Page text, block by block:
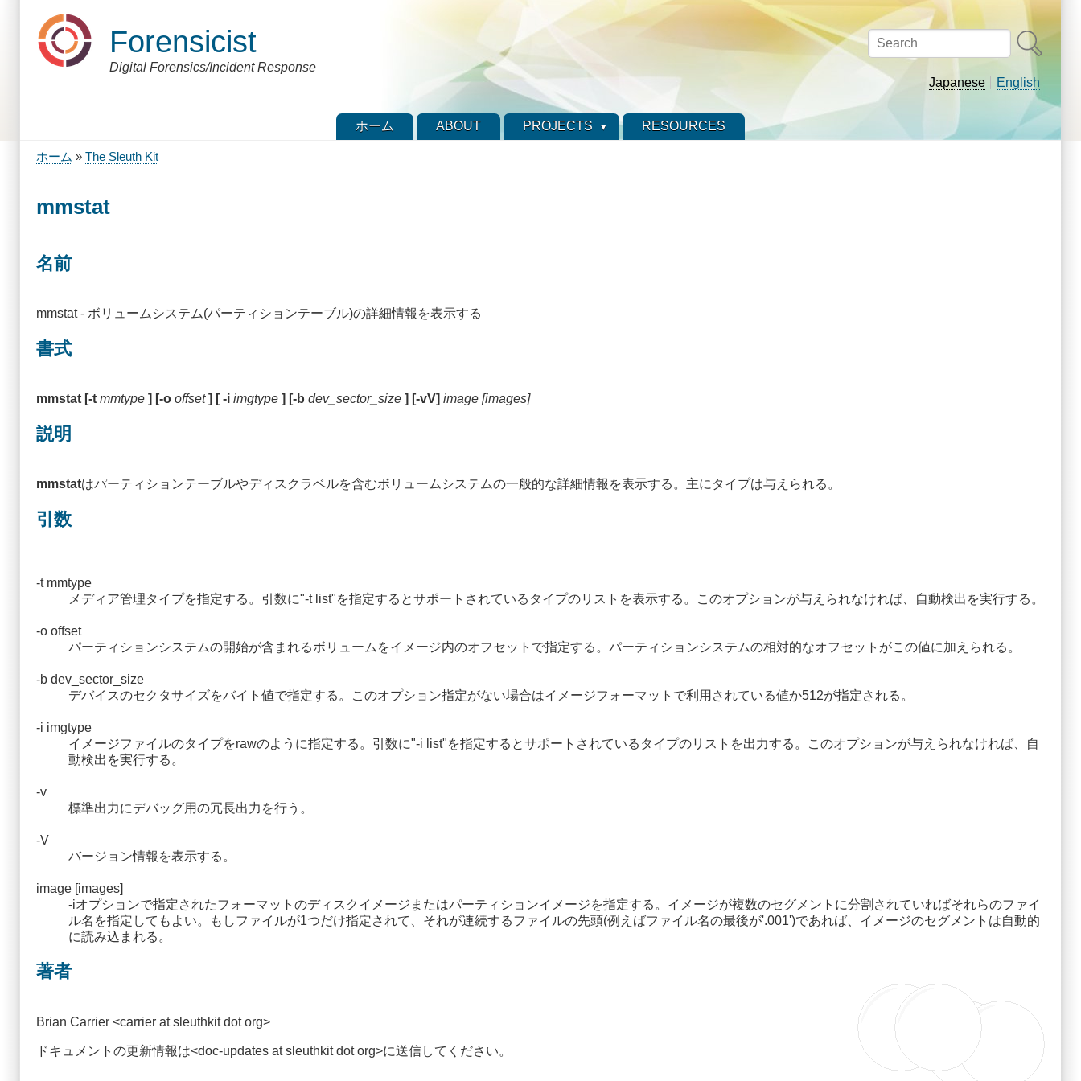
Search
Japanese English
Forensicist
Digital Forensics/Incident Response
ホーム ABOUT PROJECTS RESOURCES
く
ホーム The Sleuth Kit
mmstat
名前
mmstat - ボリュームシステム(パーティションテーブル)の詳細情報を表示する
書式
mmstat [-t mmtype ] [-o offset ] [ -i imgtype ] [-b dev_sector_size ] [-vV] image [images]
説明
mmstatはパーティションテーブルやディスクラベルを含むボリュームシステムの一般的な詳細情報を表示する。主にタイプは与えられる。
引数
-t mmtype
メディア管理タイプを指定する。引数に"-t list"を指定するとサポートされているタイプのリストを表示する。このオプションが与えられなければ、自動検出を実行する。
-o offset
パーティションシステムの開始が含まれるボリュームをイメージ内のオフセットで指定する。パーティションシステムの相対的なオフセットがこの値に加えられる。
-b dev_sector_size
デバイスのセクタサイズをバイト値で指定する。このオプション指定がない場合はイメージフォーマットで利用されている値か512が指定される。
-i imgtype
イメージファイルのタイプをrawのように指定する。引数に"-i list"を指定するとサポートされているタイプのリストを出力する。このオプションが与えられなければ、自
動検出を実行する。
-v
標準出力にデバッグ用の冗長出力を行う。
-V
バージョン情報を表示する。
image [images]
-iオプションで指定されたフォーマットのディスクイメージまたはパーティションイメージを指定する。イメージが複数のセグメントに分割されていればそれらのファイ
ル名を指定してもよい。もしファイルが1つだけ指定されて、それが連続するファイルの先頭(例えばファイル名の最後が'.001')であれば、イメージのセグメントは自動的
に読み込まれる。
著者
Brian Carrier <carrier at sleuthkit dot org>
ドキュメントの更新情報は<doc-updates at sleuthkit dot org>に送信してください。